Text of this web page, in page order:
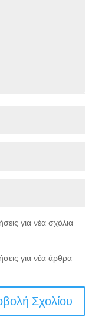
για νέα σχόλια
για νέα άρθρα